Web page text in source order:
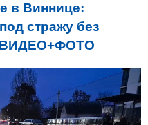
в Виннице:
стражу без
ВИДЕО+ФОТО